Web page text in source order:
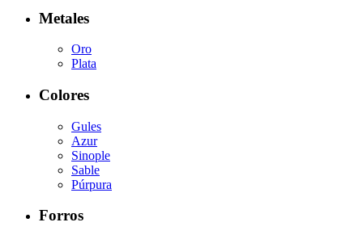
Metales
Oro
Plata
Colores
Gules
Azur
Sinople
Sable
Púrpura
Forros